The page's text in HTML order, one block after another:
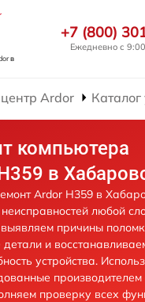
в
+7 (800)
Ежедневно с
Ardor Каталог
компьютера
в
Ardor H359 в
любой
выявляем причины
и
устройства.
производителем
проверку всех